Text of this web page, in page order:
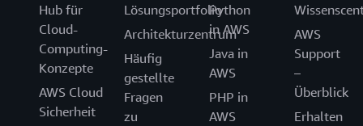
Hub für
Cloud-
Computing-
Konzepte
AWS Cloud
Sicherheit
Lösungsportfolio
Architekturzentrum
Häufig
gestellte
Fragen
zu
Python
in AWS
Java in
AWS
PHP in
AWS
AWS
Support
–
Überblick
Erhalten